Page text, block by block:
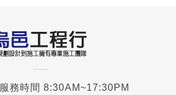
服務時間 8:30AM~17:30PM